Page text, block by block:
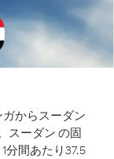
からスーダン
スーダン の固
分間あたり37.5